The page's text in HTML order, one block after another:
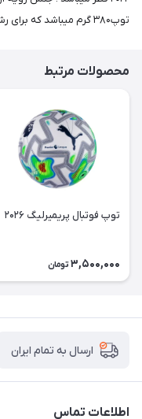
توپ۳۸۰ گرم میباشد که برای رشته فوتبال بسیار استاندارد و مناسب میباشد .
محصولات مرتبط
توپ فوتبال پریمیرلیگ ۲۰۲۶
3,500,000 تومان
ارسال به تمام ایران
اطلاعات تماس